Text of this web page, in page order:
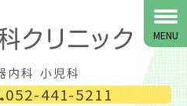
内科 小児科
052-441-5211
MENU